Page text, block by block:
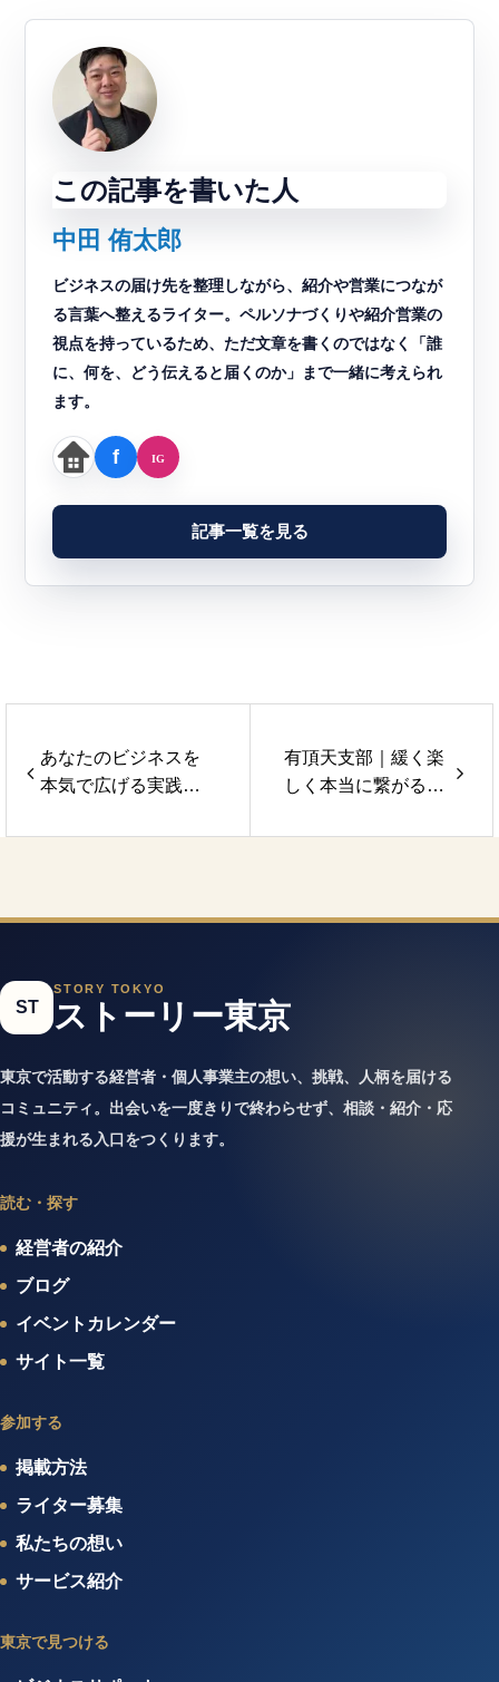
この記事を書いた人
中田 侑太郎
ビジネスの届け先を整理しながら、紹介や営業につなが
る言葉へ整えるライター。ペルソナづくりや紹介営業の
視点を持っているため、ただ文章を書くのではなく「誰
に、何を、どう伝えると届くのか」まで一緒に考えられ
ます。
記事一覧を見る
あなたのビジネスを
本気で広げる実践型
有頂天支部｜緩く楽
しく本当に繋がるビ
ST
STORY TOKYO
ストーリー東京
東京で活動する経営者・個人事業主の想い、挑戦、人柄を届ける
コミュニティ。出会いを一度きりで終わらせず、相談・紹介・応
援が生まれる入口をつくります。
読む・探す
経営者の紹介
ブログ
イベントカレンダー
サイト一覧
参加する
掲載方法
ライター募集
私たちの想い
サービス紹介
東京で見つける